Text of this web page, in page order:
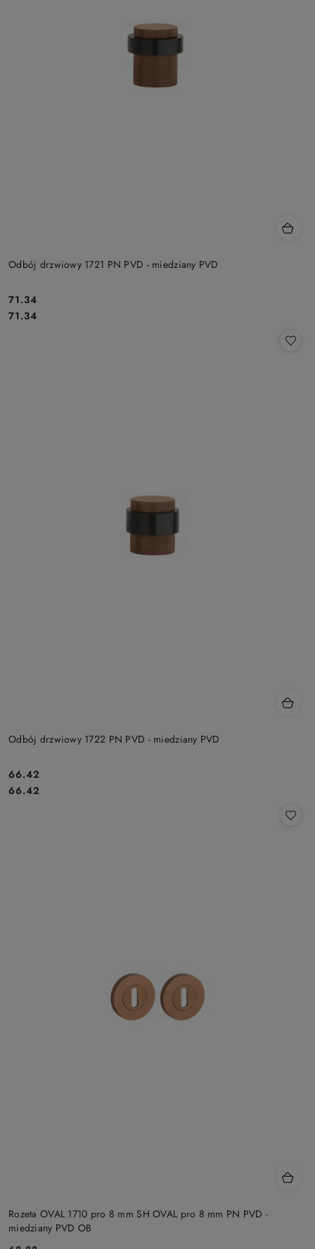
Odbój drzwiowy 1721 PN PVD - miedziany PVD
Cena:
71.34
Cena:
71.34
Odbój drzwiowy 1722 PN PVD - miedziany PVD
Cena:
66.42
Cena:
66.42
Rozeta OVAL 1710 pro 8 mm SH OVAL pro 8 mm PN PVD -
miedziany PVD OB